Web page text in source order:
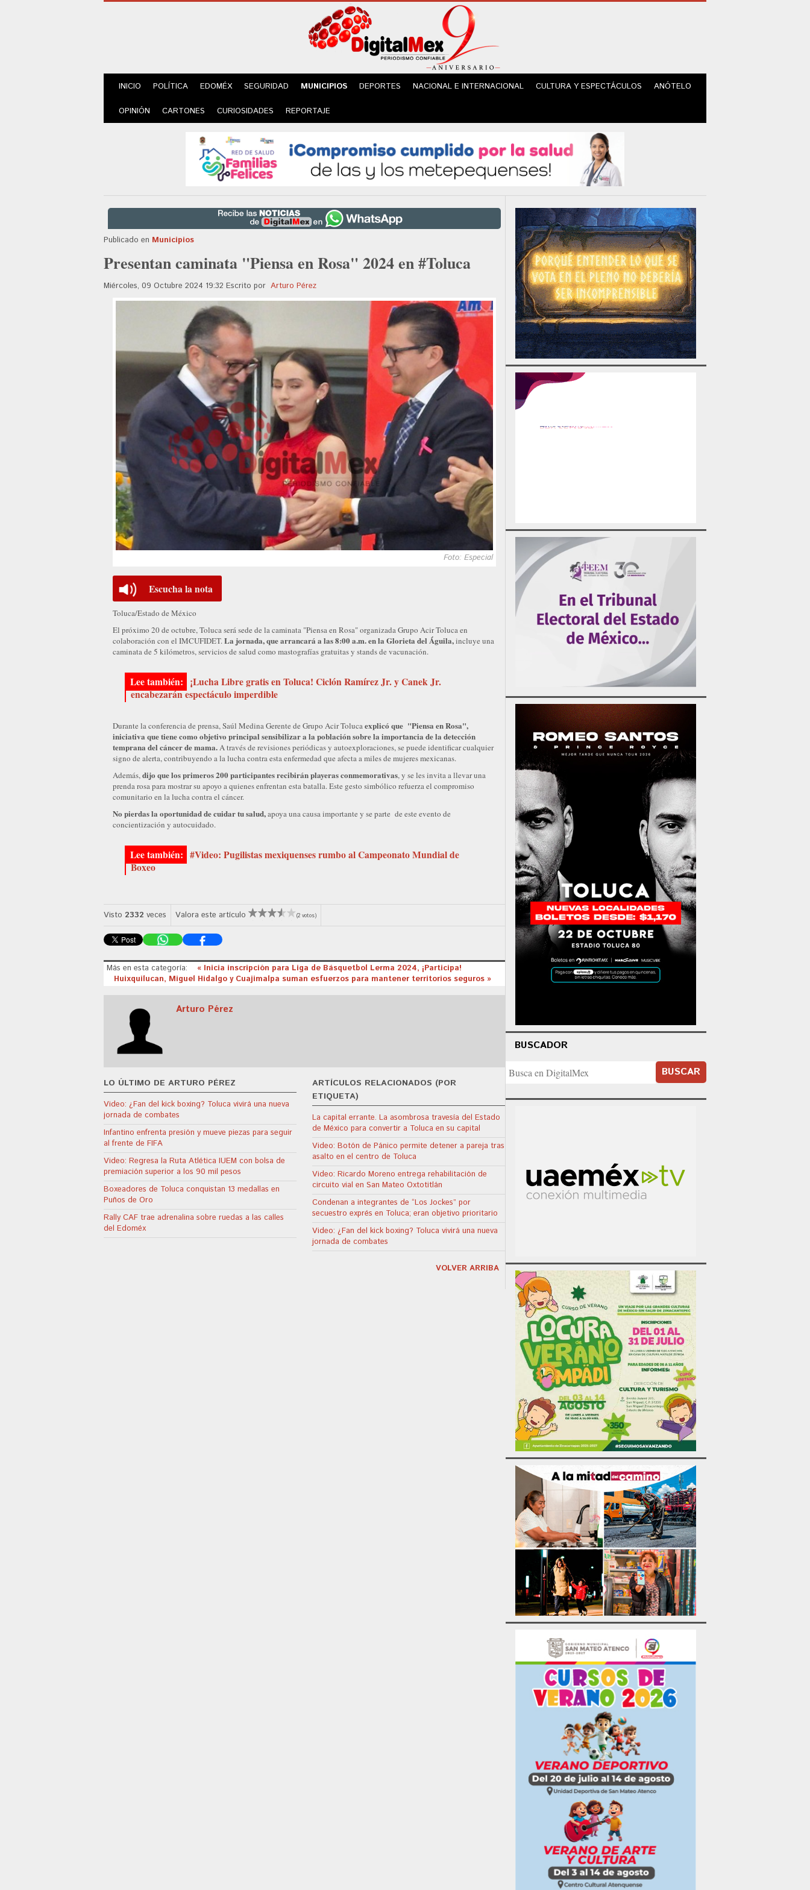
INICIO POLÍTICA EDOMÉX SEGURIDAD MUNICIPIOS DEPORTES NACIONAL E INTERNACIONAL CULTURA Y ESPECTÁCULOS ANÓTELO
OPINIÓN CARTONES CURIOSIDADES REPORTAJE
Publicado en Municipios
Presentan caminata "Piensa en Rosa" 2024 en #Toluca
Miércoles, 09 Octubre 2024 19:32 Escrito por Arturo Pérez
Foto: Especial
Escucha la nota
Toluca/Estado de México
El próximo 20 de octubre, Toluca será sede de la caminata "Piensa en Rosa" organizada Grupo Acir Toluca en
colaboración con el IMCUFIDET.La jornada, que arrancará a las 8:00 a.m. en la Glorieta del Águila,incluye una
caminata de 5 kilómetros, servicios de salud como mastografías gratuitas y stands de vacunación.
¡Lucha Libre gratis en Toluca! Ciclón Ramírez Jr. y Canek Jr.
encabezarán espectáculo imperdible
Durante la conferencia de prensa, Saúl Medina Gerente de Grupo Acir Tolucaexplicó que "Piensa en Rosa",
iniciativa que tiene como objetivo principal sensibilizar a la población sobre la importancia de la detección
temprana del cáncer de mama.A través de revisiones periódicas y autoexploraciones, se puede identificar cualquier
signo de alerta, contribuyendo a la lucha contra esta enfermedad que afecta a miles de mujeres mexicanas.
Además,dijo que los primeros 200 participantes recibirán playeras conmemorativas, y se les invita a llevar una
prenda rosa para mostrar su apoyo a quienes enfrentan esta batalla. Este gesto simbólico refuerza el compromiso
comunitario en la lucha contra el cáncer.
No pierdas la oportunidad de cuidar tu salud,apoya una causa importante y se parte de este evento de
concientización y autocuidado.
#Video: Pugilistas mexiquenses rumbo al Campeonato Mundial de
Boxeo
Visto 2332 veces Valora este artículo (2 votos)
Más en esta categoría:
« Inicia inscripción para Liga de Básquetbol Lerma 2024, ¡Participa!
Huixquilucan, Miguel Hidalgo y Cuajimalpa suman esfuerzos para mantener territorios seguros »
Arturo Pérez
LO ÚLTIMO DE ARTURO PÉREZ
Video: ¿Fan del kick boxing? Toluca vivirá una nueva
jornada de combates
Infantino enfrenta presión y mueve piezas para seguir
al frente de FIFA
Video: Regresa la Ruta Atlética IUEM con bolsa de
premiación superior a los 90 mil pesos
Boxeadores de Toluca conquistan 13 medallas en
Puños de Oro
Rally CAF trae adrenalina sobre ruedas a las calles
del Edoméx
ARTÍCULOS RELACIONADOS (POR
ETIQUETA)
La capital errante. La asombrosa travesía del Estado
de México para convertir a Toluca en su capital
Video: Botón de Pánico permite detener a pareja tras
asalto en el centro de Toluca
Video: Ricardo Moreno entrega rehabilitación de
circuito vial en San Mateo Oxtotitlán
Condenan a integrantes de “Los Jockes” por
secuestro exprés en Toluca; eran objetivo prioritario
Video: ¿Fan del kick boxing? Toluca vivirá una nueva
jornada de combates
VOLVER ARRIBA
BUSCADOR
BUSCAR